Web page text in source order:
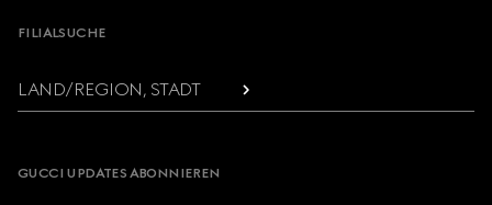
FILIALSUCHE
LAND/REGION, STADT
GUCCI UPDATES ABONNIEREN